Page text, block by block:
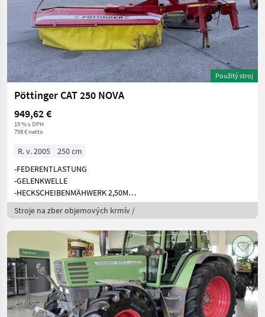
Použitý stroj
Pöttinger CAT 250 NOVA
949,62 €
19 % s DPH
798 € netto
R. v. 2005
250 cm
-FEDERENTLASTUNG
-GELENKWELLE
-HECKSCHEIBENMÄHWERK 2,50M
-KLAPPUNG/R
Stroje na zber objemových krmív /